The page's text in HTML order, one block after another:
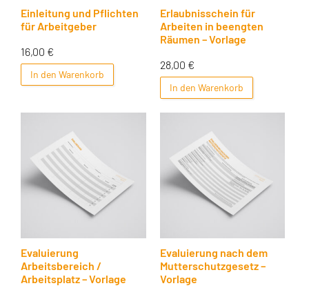
Einleitung und Pflichten
für Arbeitgeber
16,00 €
In den Warenkorb
Erlaubnisschein für
Arbeiten in beengten
Räumen – Vorlage
28,00 €
In den Warenkorb
Evaluierung
Arbeitsbereich /
Arbeitsplatz – Vorlage
Evaluierung nach dem
Mutterschutzgesetz –
Vorlage